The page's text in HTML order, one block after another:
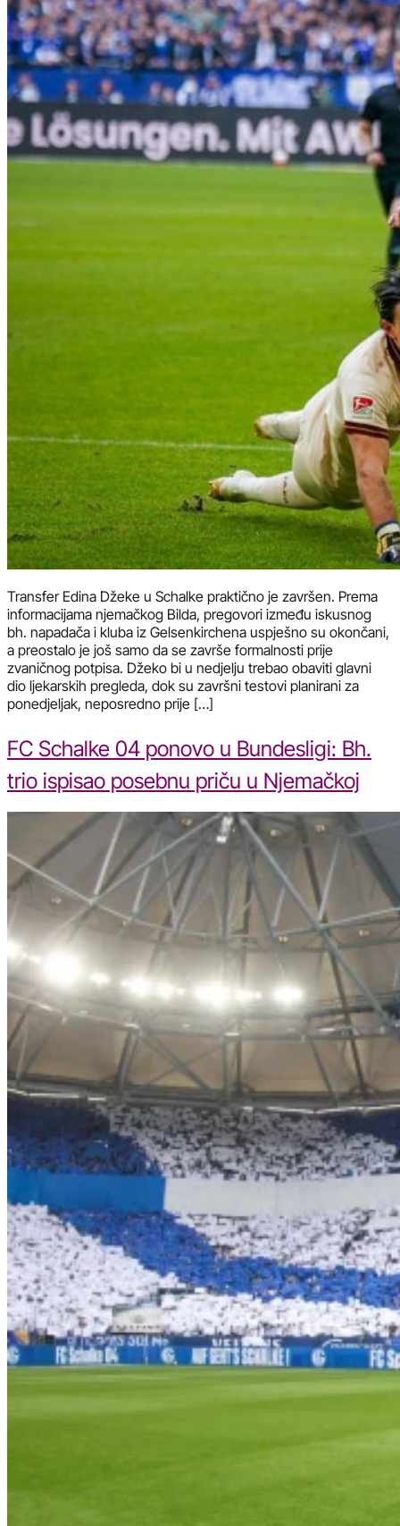
Transfer Edina Džeke u Schalke praktično je završen. Prema
informacijama njemačkog Bilda, pregovori između iskusnog
bh. napadača i kluba iz Gelsenkirchena uspješno su okončani,
a preostalo je još samo da se završe formalnosti prije
zvaničnog potpisa. Džeko bi u nedjelju trebao obaviti glavni
dio ljekarskih pregleda, dok su završni testovi planirani za
ponedjeljak, neposredno prije […]
FC Schalke 04 ponovo u Bundesligi: Bh.
trio ispisao posebnu priču u Njemačkoj